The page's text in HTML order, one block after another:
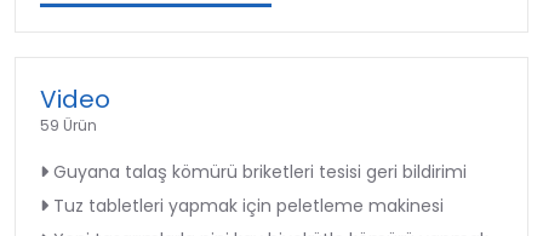
Video
59 Ürün
Guyana talaş kömürü briketleri tesisi geri bildirimi
Tuz tabletleri yapmak için peletleme makinesi